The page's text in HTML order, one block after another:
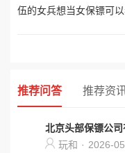
伍的女兵想当女保镖可
推荐问答 推荐资
北京头部保镖公司
玩和 · 2026-